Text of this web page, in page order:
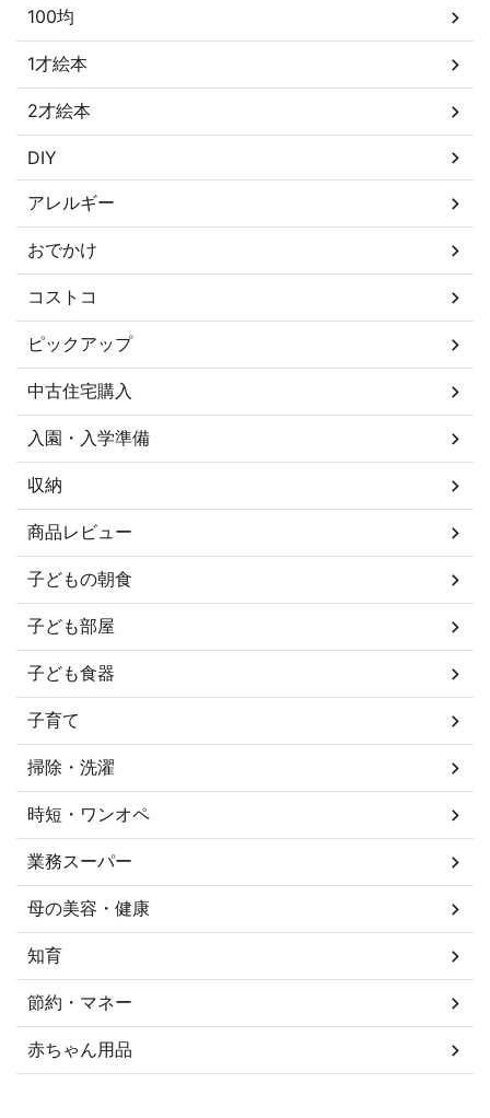
100均
1才絵本
2才絵本
DIY
アレルギー
おでかけ
コストコ
ピックアップ
中古住宅購入
入園・入学準備
収納
商品レビュー
子どもの朝食
子ども部屋
子ども食器
子育て
掃除・洗濯
時短・ワンオペ
業務スーパー
母の美容・健康
知育
節約・マネー
赤ちゃん用品